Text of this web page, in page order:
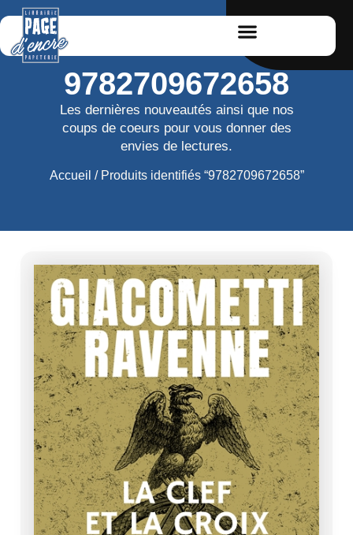
9782709672658
Les dernières nouveautés ainsi que nos
coups de coeurs pour vous donner des
envies de lectures.
Accueil / Produits identifiés “9782709672658”